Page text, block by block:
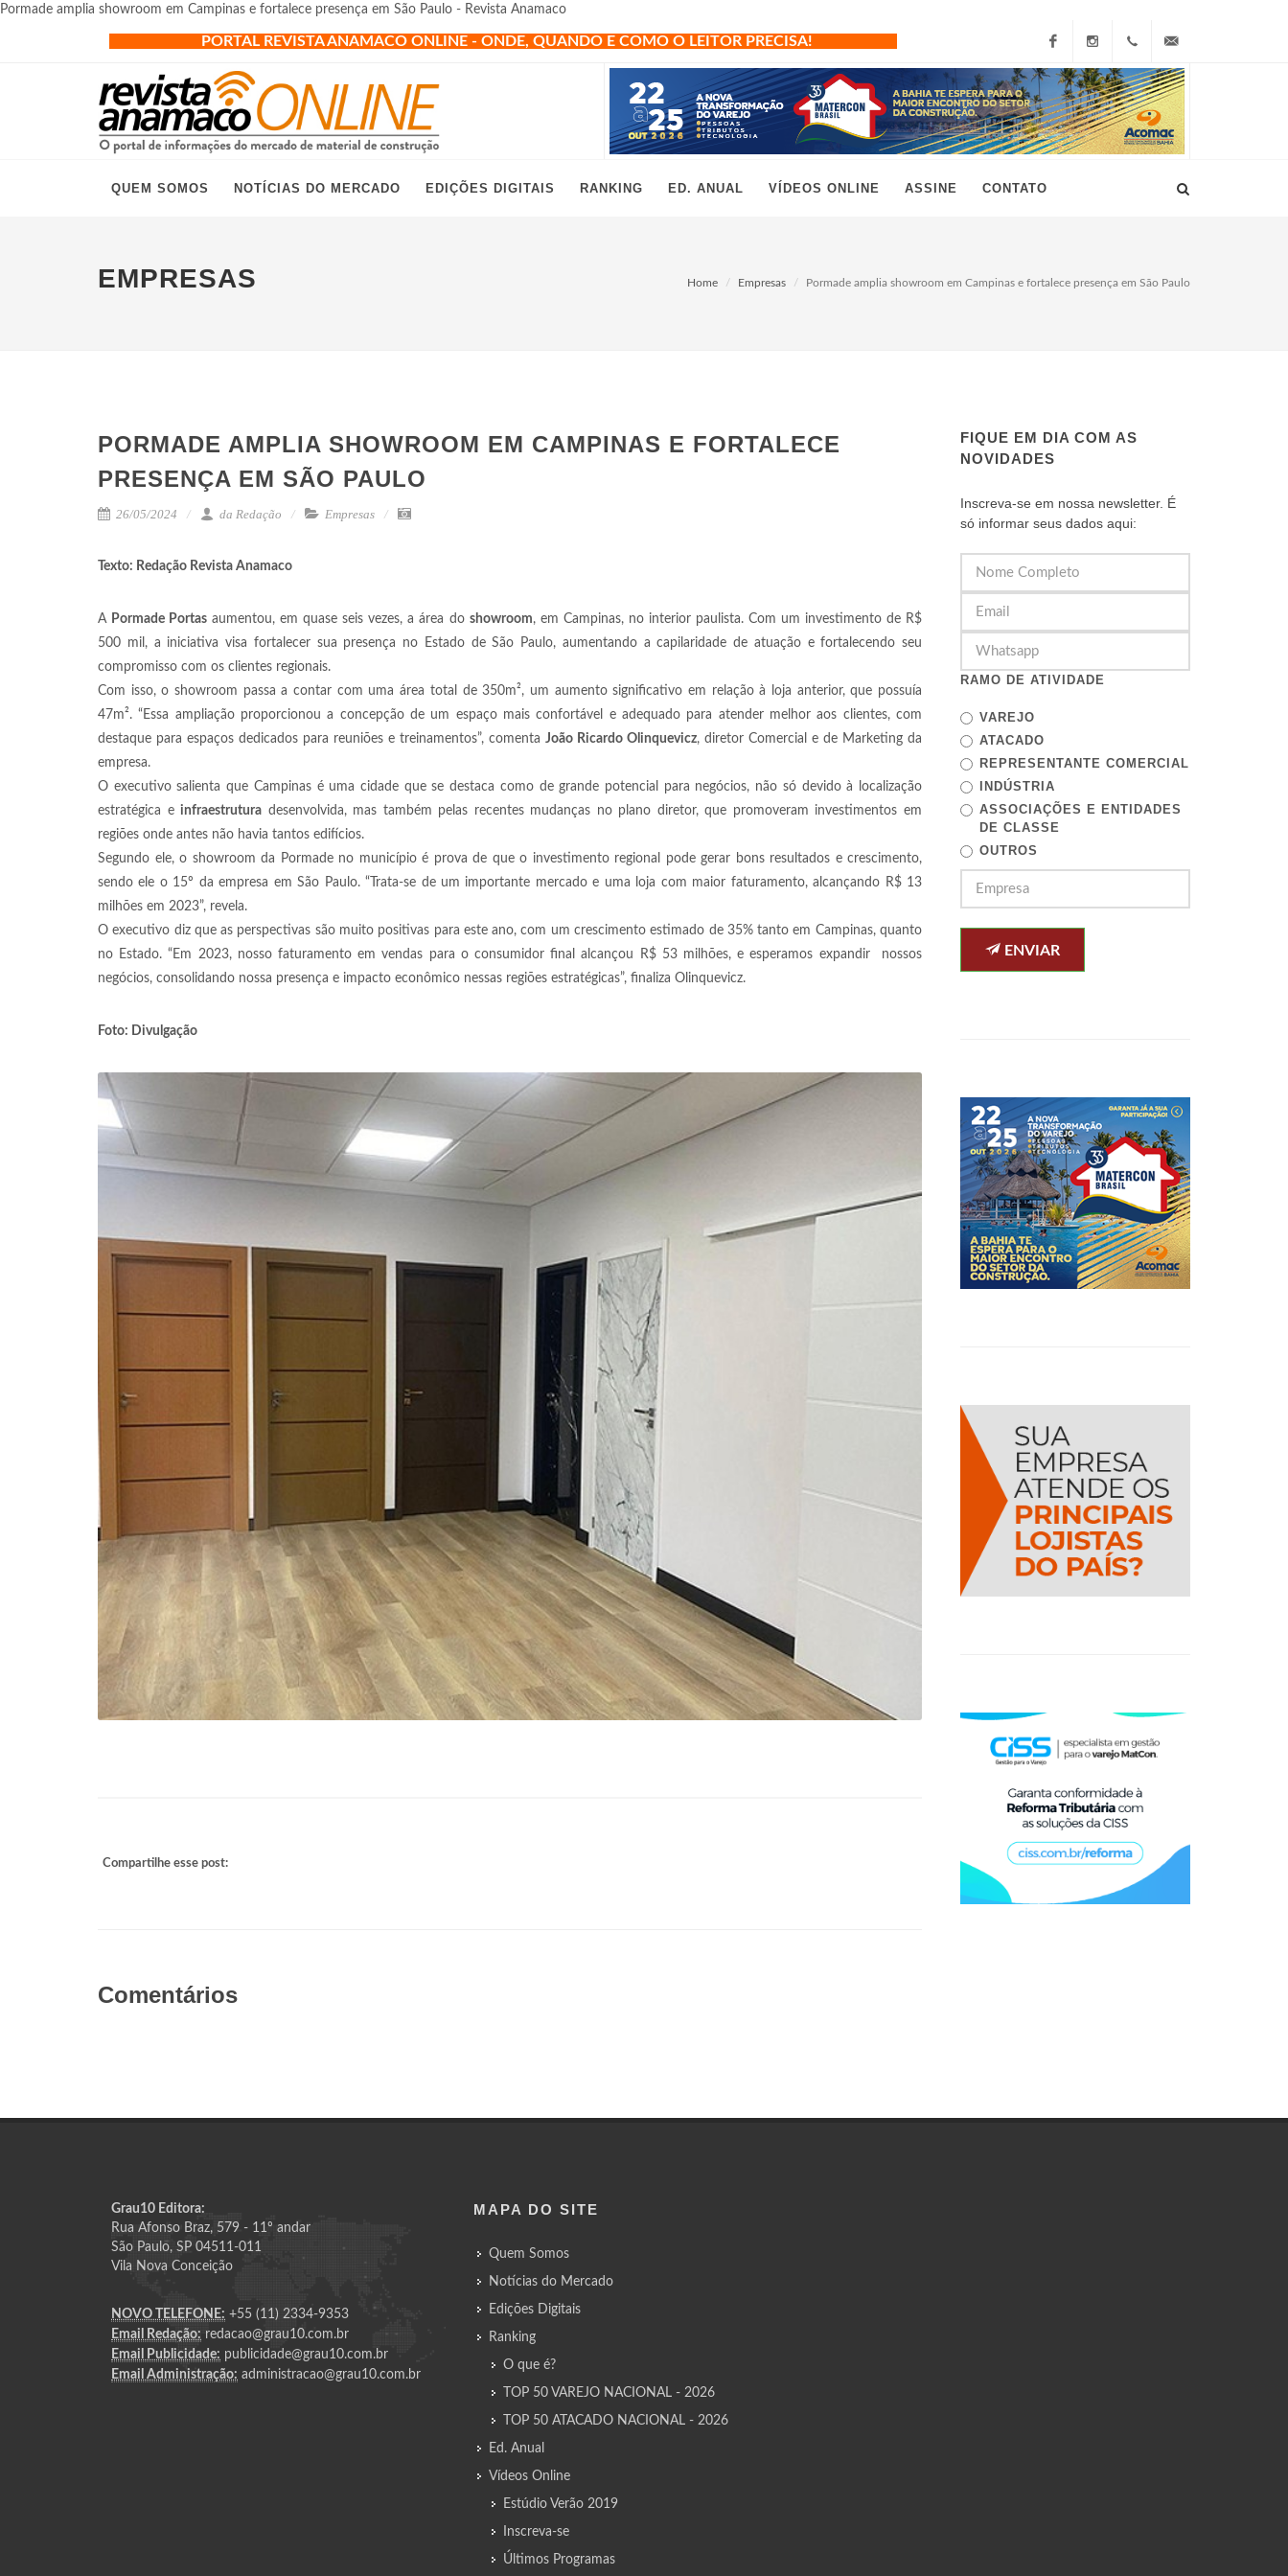
Pormade amplia showroom em Campinas e fortalece presença em São Paulo - Revista Anamaco
PORTAL REVISTA ANAMACO ONLINE - ONDE, QUANDO E COMO O LEITOR PRECISA!
FacebookInstagram
+55
(11)
grau10@grau10.com.br
QUEM SOMOS NOTÍCIAS DO MERCADO EDIÇÕES DIGITAIS RANKING ED. ANUAL VÍDEOS ONLINE ASSINE CONTATO
EMPRESAS Home Empresas Pormade amplia showroom em Campinas e fortalece presença em São Paulo
PORMADE AMPLIA SHOWROOM EM CAMPINAS E FORTALECE
PRESENÇA EM SÃO PAULO
26/05/2024 da Redação Empresas
Texto: Redação Revista Anamaco
A Pormade Portas aumentou, em quase seis vezes, a área do showroom, em Campinas, no interior paulista. Com um investimento de R$
500 mil, a iniciativa visa fortalecer sua presença no Estado de São Paulo, aumentando a capilaridade de atuação e fortalecendo seu
compromisso com os clientes regionais.
Com isso, o showroom passa a contar com uma área total de 350m², um aumento significativo em relação à loja anterior, que possuía
47m². “Essa ampliação proporcionou a concepção de um espaço mais confortável e adequado para atender melhor aos clientes, com
destaque para espaços dedicados para reuniões e treinamentos”, comenta João Ricardo Olinquevicz, diretor Comercial e de Marketing da
empresa.
O executivo salienta que Campinas é uma cidade que se destaca como de grande potencial para negócios, não só devido à localização
estratégica e infraestrutura desenvolvida, mas também pelas recentes mudanças no plano diretor, que promoveram investimentos em
regiões onde antes não havia tantos edifícios.
Segundo ele, o showroom da Pormade no município é prova de que o investimento regional pode gerar bons resultados e crescimento,
sendo ele o 15º da empresa em São Paulo. “Trata-se de um importante mercado e uma loja com maior faturamento, alcançando R$ 13
milhões em 2023”, revela.
O executivo diz que as perspectivas são muito positivas para este ano, com um crescimento estimado de 35% tanto em Campinas, quanto
no Estado. “Em 2023, nosso faturamento em vendas para o consumidor final alcançou R$ 53 milhões, e esperamos expandir nossos
negócios, consolidando nossa presença e impacto econômico nessas regiões estratégicas”, finaliza Olinquevicz.
Foto: Divulgação
Compartilhe esse post:
Comentários
FIQUE EM DIA COM AS
NOVIDADES
Inscreva-se em nossa newsletter. É
só informar seus dados aqui:
RAMO DE ATIVIDADE
VAREJO
ATACADO
REPRESENTANTE COMERCIAL
INDÚSTRIA
ASSOCIAÇÕES E ENTIDADES
DE CLASSE
OUTROS
ENVIAR
Grau10 Editora:
Rua Afonso Braz, 579 - 11º andar
São Paulo, SP 04511-011
Vila Nova Conceição
NOVO TELEFONE: +55 (11) 2334-9353
Email Redação: redacao@grau10.com.br
Email Publicidade: publicidade@grau10.com.br
Email Administração: administracao@grau10.com.br
MAPA DO SITE
Quem Somos
Notícias do Mercado
Edições Digitais
Ranking
O que é?
TOP 50 VAREJO NACIONAL - 2026
TOP 50 ATACADO NACIONAL - 2026
Ed. Anual
Vídeos Online
Estúdio Verão 2019
Inscreva-se
Últimos Programas